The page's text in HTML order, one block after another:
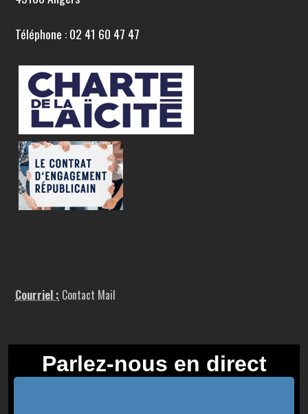
Téléphone : 02 41 60 47 47
Courriel : Contact Mail